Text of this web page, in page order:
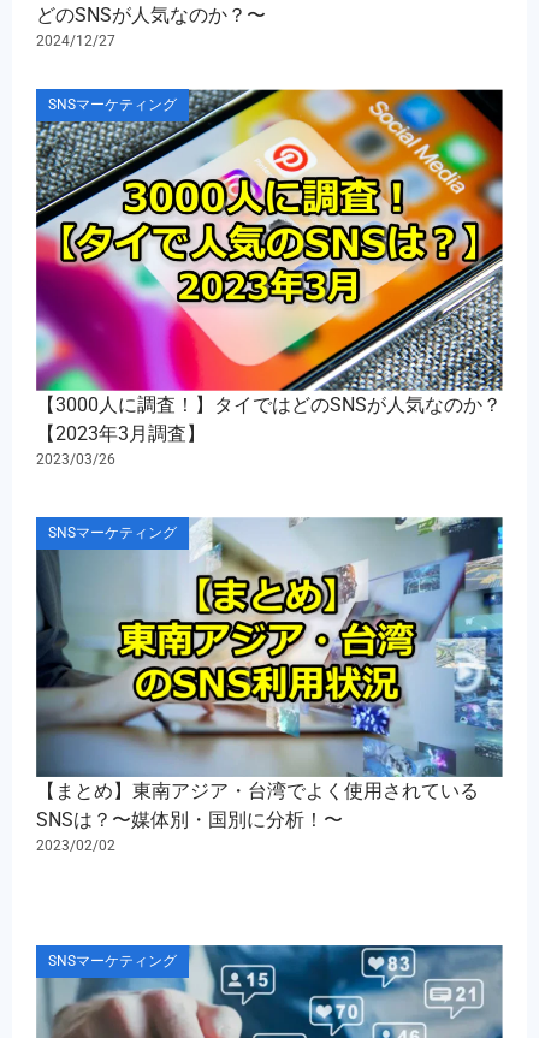
どのSNSが人気なのか？〜​
2024/12/27
SNSマーケティング
【3000人に調査！】タイではどのSNSが人気なのか？
【2023年3月調査】
2023/03/26
SNSマーケティング
【まとめ】東南アジア・台湾でよく使用されている
SNSは？〜媒体別・国別に分析！〜
2023/02/02
SNSマーケティング